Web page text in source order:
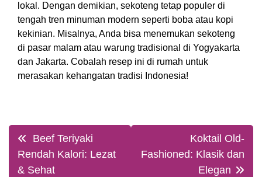
lokal. Dengan demikian, sekoteng tetap populer di
tengah tren minuman modern seperti boba atau kopi
kekinian. Misalnya, Anda bisa menemukan sekoteng
di pasar malam atau warung tradisional di Yogyakarta
dan Jakarta. Cobalah resep ini di rumah untuk
merasakan kehangatan tradisi Indonesia!
Post
navigation
Beef Teriyaki
Rendah Kalori: Lezat
& Sehat
Koktail Old-
Fashioned: Klasik dan
Elegan